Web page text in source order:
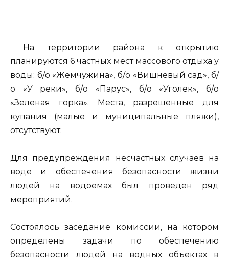
На территории района к открытию
планируются 6 частных мест массового отдыха у
воды: б/о «Жемчужина», б/о «Вишневый сад», б/
о «У реки», б/о «Парус», б/о «Уголек», б/о
«Зеленая горка». Места, разрешенные для
купания (малые и муниципальные пляжи),
отсутствуют.
Для предупреждения несчастных случаев на
воде и обеспечения безопасности жизни
людей на водоемах был проведен ряд
мероприятий.
Состоялось заседание комиссии, на котором
определены задачи по обеспечению
безопасности людей на водных объектах в